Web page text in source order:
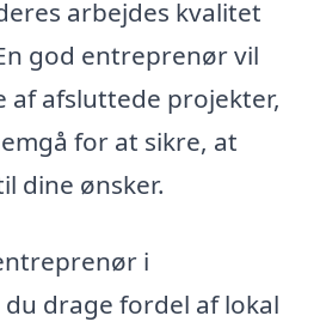
arbejdes kvalitet
god entreprenør vil
af afsluttede projekter,
for at sikre, at
dine ønsker.
i
drage fordel af lokal